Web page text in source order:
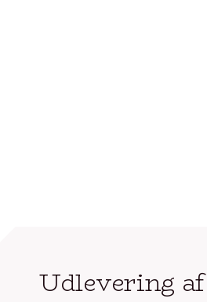
Udlevering af